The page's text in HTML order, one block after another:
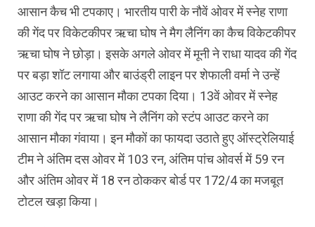
आसान कैच भी टपकाए। भारतीय पारी के नौवें ओवर में स्नेह राणा
की गेंद पर विकेटकीपर ऋचा घोष ने मैग लैनिंग का कैच विकेटकीपर
ऋचा घोष ने छोड़ा। इसके अगले ओवर में मूनी ने राधा यादव की गेंद
पर बड़ा शॉट लगाया और बाउंड्री लाइन पर शेफाली वर्मा ने उन्हें
आउट करने का आसान मौका टपका दिया। 13वें ओवर में स्नेह
राणा की गेंद पर ऋचा घोष ने लैनिंग को स्टंप आउट करने का
आसान मौका गंवाया। इन मौकों का फायदा उठाते हुए ऑस्ट्रेलियाई
टीम ने अंतिम दस ओवर में 103 रन, अंतिम पांच ओवर्स में 59 रन
और अंतिम ओवर में 18 रन ठोककर बोर्ड पर 172/4 का मजबूत
टोटल खड़ा किया।